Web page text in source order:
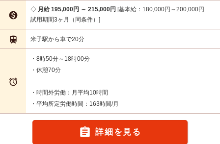

月給 195,000円 ～ 215,000円 基本給：180,000円～200,000円
試用期間3ヶ月（同条件）
 米子駅から車で20分

・8時50分～18時00分
・休憩70分
・時間外労働：月平均10時間
・平均所定労働時間：163時間/月
 詳細を見る